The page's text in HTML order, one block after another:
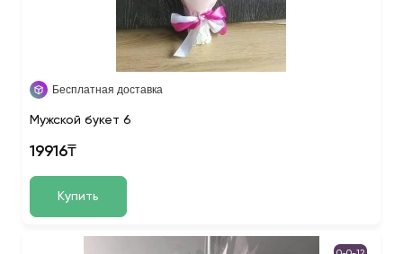
Бесплатная доставка
Мужской букет 6
19916₸
Купить